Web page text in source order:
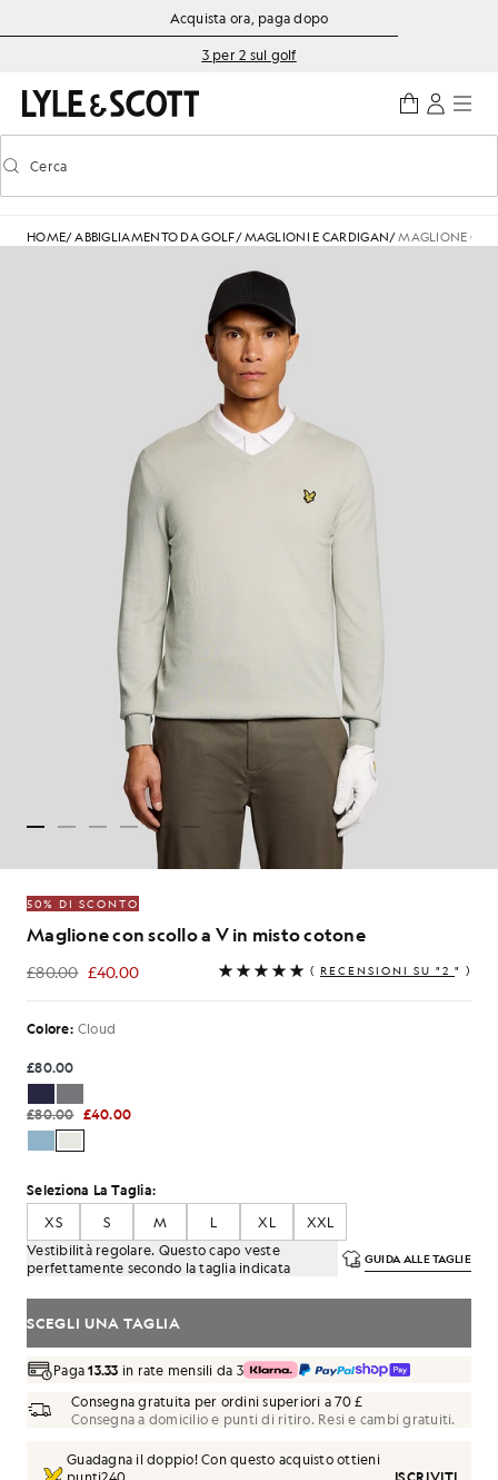
Vai al contenuto principale
Informazioni sull'accessibilitàAcquista ora, paga dopo
3 per 2 sul golf
Attiva/disattiva la ricerca predittiva
Cerca
HOME/ABBIGLIAMENTO DA GOLF/MAGLIONI E CARDIGAN/MAGLIONE
50% DI SCONTO
Maglione con scollo a V in misto cotone
£80.00 £40.00
£40.00 ( RECENSIONI SU "2 " )
Colore: Cloud
£80.00
£80.00 £40.00
Seleziona La Taglia:
XS
S M L XL
XXL
Vestibilità regolare. Questo capo veste
perfettamente secondo la taglia indicata
GUIDA ALLE TAGLIE
SCEGLI UNA TAGLIA
Paga13.33 in rate mensili da 3
Consegna gratuita per ordini superiori a 70 £
Consegna a domicilio e punti di ritiro. Resi e cambi gratuiti.
Guadagna il doppio! Con questo acquisto ottieni